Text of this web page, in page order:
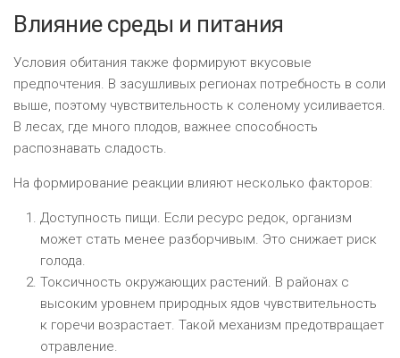
Влияние среды и питания
Условия обитания также формируют вкусовые
предпочтения. В засушливых регионах потребность в соли
выше, поэтому чувствительность к соленому усиливается.
В лесах, где много плодов, важнее способность
распознавать сладость.
На формирование реакции влияют несколько факторов:
Доступность пищи. Если ресурс редок, организм
может стать менее разборчивым. Это снижает риск
голода.
Токсичность окружающих растений. В районах с
высоким уровнем природных ядов чувствительность
к горечи возрастает. Такой механизм предотвращает
отравление.